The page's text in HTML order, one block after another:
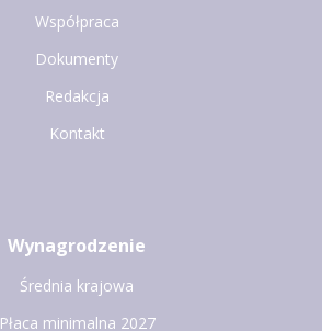
Współpraca
Dokumenty
Redakcja
Kontakt
Wynagrodzenie
Średnia krajowa
Płaca minimalna 2027